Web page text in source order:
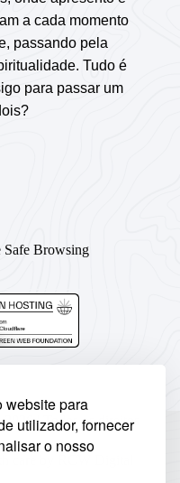
website para
utilizador, fornecer
o nosso
a cada momento
passando pela
Tudo é
para passar um
| Todos os direitos
care by